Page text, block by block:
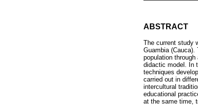
ABSTRACT
The current study
Guambia
population
didactic model. In
techniques
carried out in
intercultural
educational
at the same time,